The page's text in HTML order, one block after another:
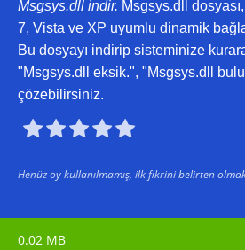
Msgsys.dll indir. Msgsys.dll
7, Vista ve XP uyumlu dinamik
Bu dosyayı indirip sisteminize
"Msgsys.dll eksik.", "Msgsys.dll
çözebilirsiniz.

Henüz oy kullanılmamış, ilk fikrini belirten
0.02 MB